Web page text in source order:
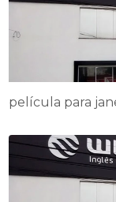
película para